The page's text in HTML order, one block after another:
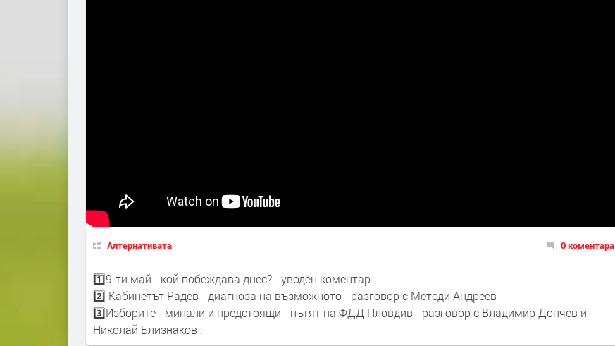
Алтернативата 0 коментара
1️⃣9-ти май - кой побеждава днес? - уводен коментар
2️⃣ Кабинетът Радев - диагноза на възможното - разговор с Методи Андреев
3️⃣Изборите - минали и предстоящи - пътят на ФДД Пловдив - разговор с Владимир Дончев и
Николай Близнаков .